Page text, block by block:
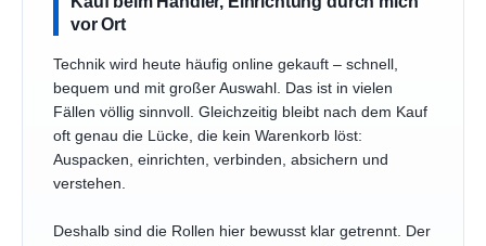
vor Ort
Technik wird heute häufig online gekauft – schnell,
bequem und mit großer Auswahl. Das ist in vielen
Fällen völlig sinnvoll. Gleichzeitig bleibt nach dem Kauf
oft genau die Lücke, die kein Warenkorb löst:
Auspacken, einrichten, verbinden, absichern und
verstehen.
Deshalb sind die Rollen hier bewusst klar getrennt. Der